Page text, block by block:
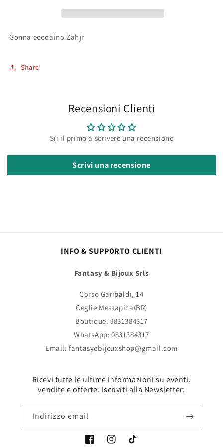
Gonna ecodaino Zahjr
Share
Recensioni Clienti
Sii il primo a scrivere una recensione
Scrivi una recensione
INFO & SUPPORTO CLIENTI
Fantasy & Bijoux Srls
Corso Garibaldi, 14
Ceglie Messapica(BR)
Boutique: 0831384317
WhatsApp: 0831384317
Email: fantasyebijouxshop@gmail.com
Ricevi tutte le ultime informazioni su eventi,
vendite e offerte. Iscriviti alla Newsletter:
Indirizzo email
FacebookInstagramTikTok